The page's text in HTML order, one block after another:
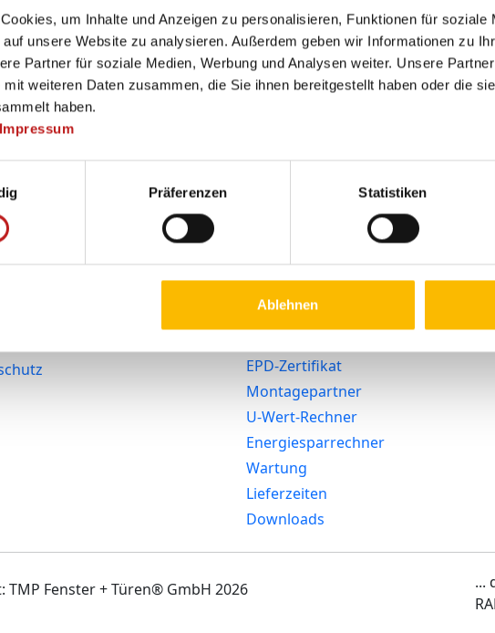
um Inhalte und Anzeigen zu personalisieren, Funktionen für soziale
auf unsere Website zu analysieren. Außerdem geben wir Informationen zu
Partner für soziale Medien, Werbung und Analysen weiter. Unsere
mit weiteren Daten zusammen, die Sie ihnen bereitgestellt haben oder die
haben.
Impressum
Präferenzen Statistiken
Ablehnen
Förderung
SmartHome
Heizglasfenster
Nachhaltigkeit
Serviceportal
buchen
EPD-Zertifikat
Montagepartner
U-Wert-Rechner
Energiesparrechner
Wartung
Lieferzeiten
Downloads
Widerruf
AGB
Digitale
TMP Fenster + Türen® GmbH 2026
...